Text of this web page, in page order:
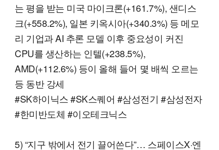
는 평을 받는 미국 마이크론(+161.7%), 샌디스
크(+558.2%), 일본 키옥시아(+340.3%) 등 메모
리 기업과 AI 추론 모델 이후 중요성이 커진
CPU를 생산하는 인텔(+238.5%),
AMD(+112.6%) 등이 올해 들어 몇 배씩 오르는
등 동반 강세
#SK하이닉스 #SK스퀘어 #삼성전기 #삼성전자
#한미반도체 #이오테크닉스
5) “지구 밖에서 전기 끌어쓴다”… 스페이스X·엔